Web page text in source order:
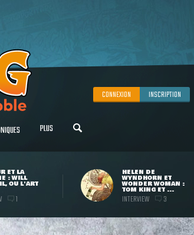
CONNEXION INSCRIPTION
PLUS
ET LA
: WILL
OU L'ART
1
HELEN DE
WYNDHORN ET
WONDER WOMAN :
TOM KING ET ...
INTERVIEW 3